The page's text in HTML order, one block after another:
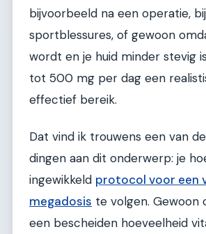
bijvoorbeeld na een operatie, bij
sportblessures, of gewoon
wordt en je huid minder stevig
tot 500 mg per dag een
effectief bereik.
Dat vind ik trouwens een van
dingen aan dit onderwerp: je
ingewikkeld protocol voor een
megadosis te volgen. Gewoon
een bescheiden hoeveelheid